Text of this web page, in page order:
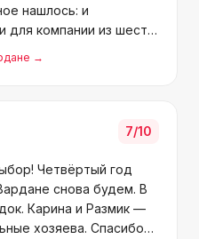
нашлось: и
для компании из шести
Кариной встречают
— вечерами в
→
7/10
Четвёртый год
снова будем. В
Карина и Размик —
хозяева. Спасибо